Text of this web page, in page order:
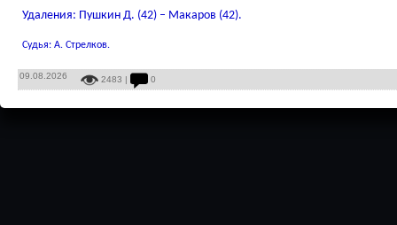
Удаления: Пушкин Д. (42) – Макаров (42).
Судья: А. Стрелков.
09.08.2026 2483 | 0